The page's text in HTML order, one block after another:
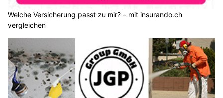
Welche Versicherung passt zu mir? – mit insurando.ch
vergleichen